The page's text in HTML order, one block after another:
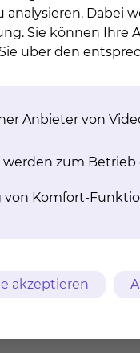
möglich):
Auswahl an
besuchen
oder Laptop
von
von
Dabei
Sie können Ihre
über den
Anbieter von
werden zum
Komfort-
akzeptieren